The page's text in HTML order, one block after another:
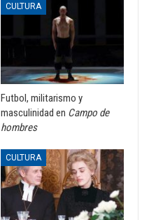
CULTURA
Futbol, militarismo y
masculinidad en Campo de
hombres
CULTURA